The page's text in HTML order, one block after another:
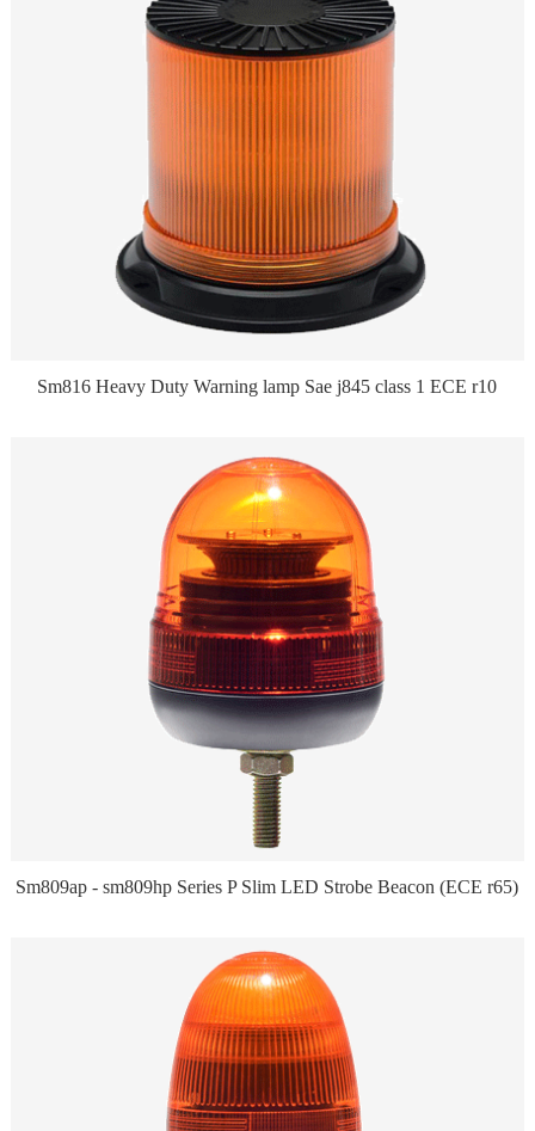
Sm816 Heavy Duty Warning lamp Sae j845 class 1 ECE r10
Sm809ap - sm809hp Series P Slim LED Strobe Beacon (ECE r65)